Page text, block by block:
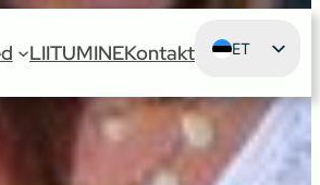
LIITUMINEKontakt
ET